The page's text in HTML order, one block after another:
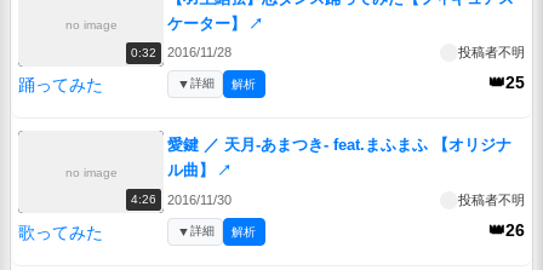
no image
0:32
ケーター】
↗
2016/11/28 投稿者不明
踊ってみた 👑25
▼詳細 解析
no image
4:26
愛鍵 ／ 天月-あまつき- feat.まふまふ 【オリジナ
ル曲】
↗
2016/11/30 投稿者不明
歌ってみた 👑26
▼詳細 解析